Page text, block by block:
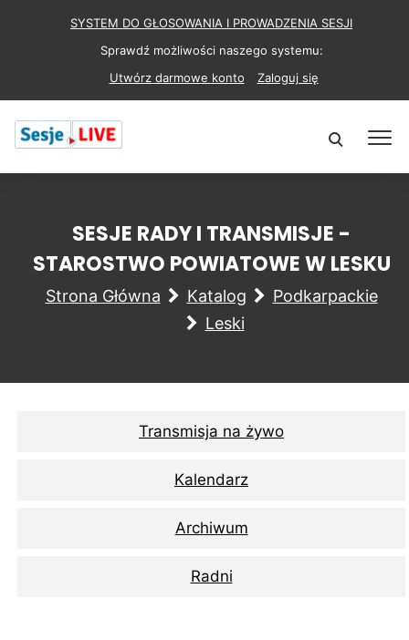
SYSTEM DO GŁOSOWANIA I PROWADZENIA SESJI
Sprawdź możliwości naszego systemu:
Utwórz darmowe konto
Zaloguj się
SESJE RADY I TRANSMISJE -
STAROSTWO POWIATOWE W LESKU
Strona Główna Katalog
Podkarpackie
Leski
Transmisja na żywo
Kalendarz
Archiwum
Radni